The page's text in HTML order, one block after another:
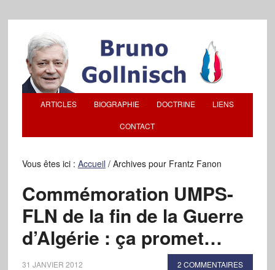
ARTICLES BIOGRAPHIE DOCTRINE LIENS
CONTACT
Vous êtes ici : Accueil /Archives pour Frantz Fanon
Commémoration UMPS-
FLN de la fin de la Guerre
d’Algérie : ça promet…
31 JANVIER 2012 2 COMMENTAIRES